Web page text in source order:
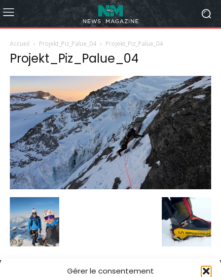
Gérer le consentement
Accueil Projekt_Piz_Palue_04 Projekt_Piz_Palue_04
Projekt_Piz_Palue_04